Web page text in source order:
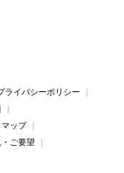
ライバシーポリシー
ップ
ご要望